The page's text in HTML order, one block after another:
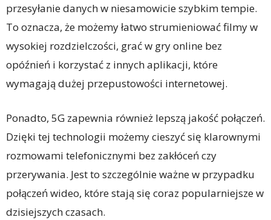
przesyłanie danych w niesamowicie szybkim tempie.
To oznacza, że możemy łatwo strumieniować filmy w
wysokiej rozdzielczości, grać w gry online bez
opóźnień i korzystać z innych aplikacji, które
wymagają dużej przepustowości internetowej.
Ponadto, 5G zapewnia również lepszą jakość połączeń.
Dzięki tej technologii możemy cieszyć się klarownymi
rozmowami telefonicznymi bez zakłóceń czy
przerywania. Jest to szczególnie ważne w przypadku
połączeń wideo, które stają się coraz popularniejsze w
dzisiejszych czasach.